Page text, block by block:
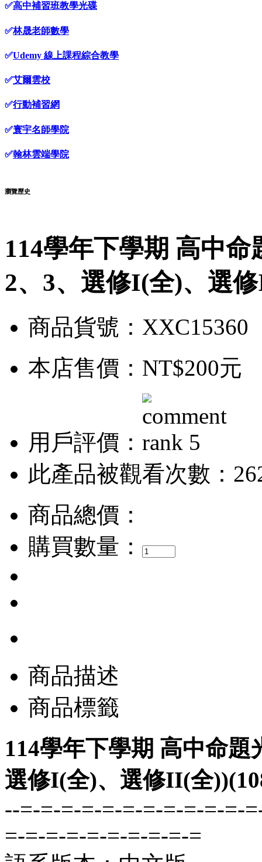
✅高中補習班教學光碟
✅林晟老師數學
✅Udemy 線上課程綜合教學
✅艾爾雲校
✅行動補習網
✅寰宇名師學院
✅翰林雲端學院
瀏覽歷史
114學年下學期 高中
2、3、選修I(全)、選
商品貨號：XXC15360
本店售價： NT$200元
用戶評價：
此產品被觀看次數：
商品總價：
購買數量：
商品描述
商品標籤
114學年下學期 高中命
選修I(全)、選修II(全
--=-=-=-=-=-=-=-=-=-=-=-
=-=-=-=-=-=-=-=-=-=